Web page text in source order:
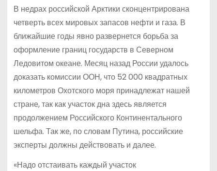
В недрах российской Арктики сконцентрирована
четверть всех мировых запасов нефти и газа. В
ближайшие годы явно развернется борьба за
оформление границ государств в Северном
Ледовитом океане. Месяц назад России удалось
доказать комиссии ООН, что 52 000 квадратных
километров Охотского моря принадлежат нашей
стране, так как участок дна здесь является
продолжением Российского Континентального
шельфа. Так же, по словам Путина, российские
эксперты должны действовать и далее.
«Надо отстаивать каждый участок